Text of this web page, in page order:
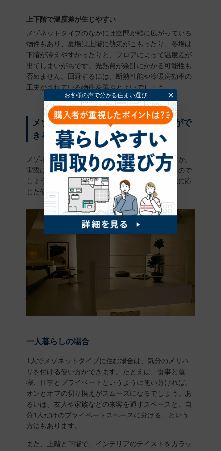
上下階で温度差が生じやすい
メゾネットタイプのなかには空間が縦に広がっている
物件もあり、夏場は上階に熱気がこもったり、冬場は
下階が冷えやすかったりと、フロアによって温度差が
出てしまいがちです。光熱費が余計にかかる可能性も
否めません。回避するには、断熱性能や冷暖房効率の
工夫がされている物件を選ぶとよいでしょう。
メゾネットタイプはどういう使い方がで
きる？
メゾネットタイプは上階と下階に分かれていますが、
実際に暮らす場合にはどのような使い方ができるので
しょうか？一人暮らしからファミリーまで、人数に応
じた使い方のポイントを紹介しましょう。
一人暮らしの場合
1人でメゾネットタイプに住む場合は、気分のメリハ
リを付ける使い方ができます。たとえば、食事と就
寝、仕事とプライベートというように使い分ければ、
オンとオフの切り換えがスムーズになるでしょう。あ
るいは、友人や家族などの来客を通すスペースと、自
分1人だけのプライベートスペースに分ける、という
方法もあります。
また、上階と下階で、インテリアのテイストをガラッ